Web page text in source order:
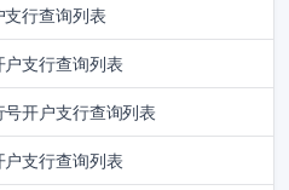
支行查询列表
支行查询列表
开户支行查询列表
支行查询列表